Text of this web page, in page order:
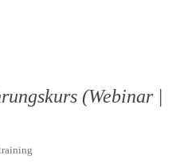
(Webinar |